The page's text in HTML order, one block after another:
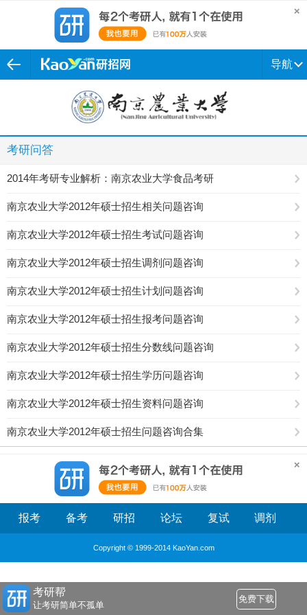
导航
考研问答
2014年考研专业解析：南京农业大学食品考研
南京农业大学2012年硕士招生相关问题咨询
南京农业大学2012年硕士招生考试问题咨询
南京农业大学2012年硕士招生调剂问题咨询
南京农业大学2012年硕士招生计划问题咨询
南京农业大学2012年硕士招生报考问题咨询
南京农业大学2012年硕士招生分数线问题咨询
南京农业大学2012年硕士招生学历问题咨询
南京农业大学2012年硕士招生资料问题咨询
南京农业大学2012年硕士招生问题咨询合集
报考 备考 研招 论坛 复试 调剂
Copyright © 1999-2014 KaoYan.com
考研帮
让考研简单不孤单
免费下载